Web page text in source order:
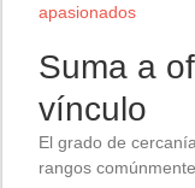
apasionados
Suma a
vínculo
El grado de
rangos